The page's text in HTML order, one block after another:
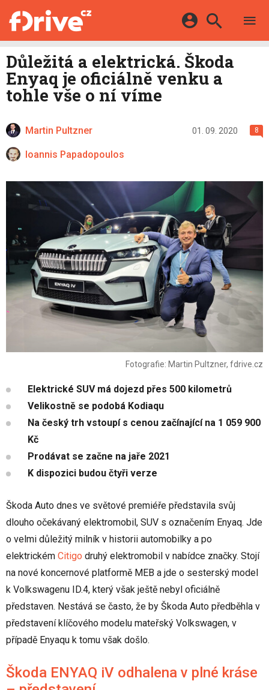
KATALOG
MAPA STANIC
DALŠÍ
HYBRIDY
E-MOTORSPORT
OSTATNÍ
Facebook Google
Důležitá a elektrická. Škoda
Enyaq je oficiálně venku a
tohle vše o ní víme
Martin Pultzner
Ioannis Papadopoulos
01. 09. 2020 8
Fotografie: Martin Pultzner, fdrive.cz
Elektrické SUV má dojezd přes 500 kilometrů
Velikostně se podobá Kodiaqu
Na český trh vstoupí s cenou začínající na 1 059 900
Kč
Prodávat se začne na jaře 2021
K dispozici budou čtyři verze
Škoda Auto dnes ve světové premiéře představila svůj
dlouho očekávaný elektromobil, SUV s označením Enyaq. Jde
o velmi důležitý milník v historii automobilky a po
elektrickém Citigo druhý elektromobil v nabídce značky. Stojí
na nové koncernové platformě MEB a jde o sesterský model
k Volkswagenu ID.4, který však ještě nebyl oficiálně
představen. Nestává se často, že by Škoda Auto předběhla v
představení klíčového modelu mateřský Volkswagen, v
případě Enyaqu k tomu však došlo.
Škoda ENYAQ iV odhalena v plné kráse